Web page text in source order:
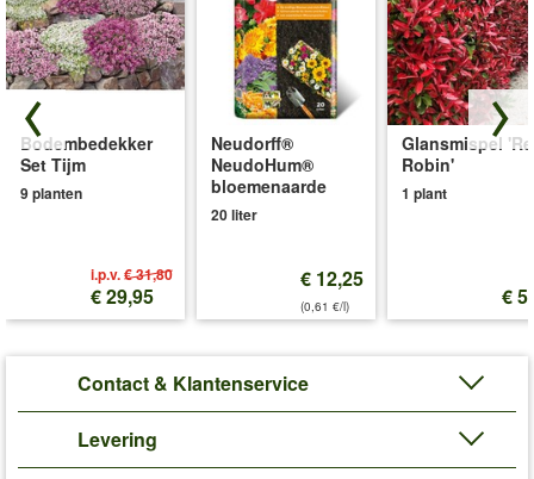
Bodembedekker
Set Tijm
9 planten
i.p.v.€ 31,80
€ 29,95
Neudorff®
NeudoHum®
bloemenaarde
20 liter
€ 12,25
(0,61 €/l)
Glansmispel
Robin'
1 plant
€
Contact & Klantenservice
Levering